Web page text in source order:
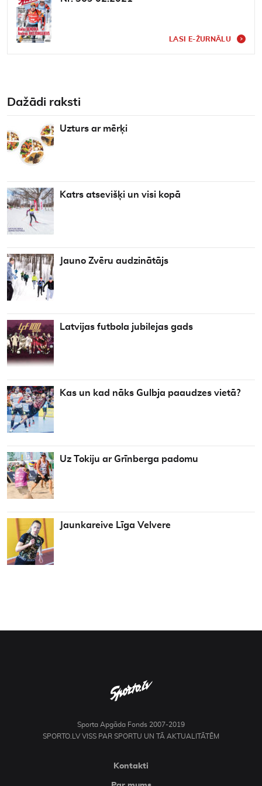
LASI E-ŽURNĀLU
Dažādi raksti
Uzturs ar mērķi
Katrs atsevišķi un visi kopā
Jauno Zvēru audzinātājs
Latvijas futbola jubilejas gads
Kas un kad nāks Gulbja paaudzes vietā?
Uz Tokiju ar Grīnberga padomu
Jaunkareive Līga Velvere
Sporta Apgāda Fonds 2007-2019
SPORTO.LV VISS PAR SPORTU UN TĀ AKTUALITĀTĒM
Kontakti